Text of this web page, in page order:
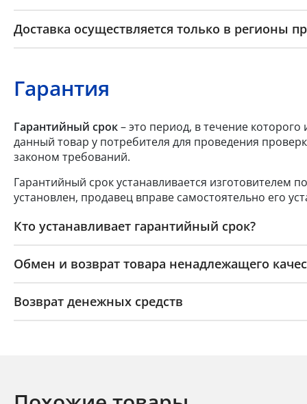
Доставка осуществляется только в регионы
Гарантия
Гарантийный срок– это период, в течение которого
данный товар у потребителя для проведения
законом требований.
Гарантийный срок устанавливается изготовителем
установлен, продавец вправе самостоятельно его
Кто устанавливает гарантийный срок?
Обмен и возврат товара ненадлежащего
Возврат денежных средств